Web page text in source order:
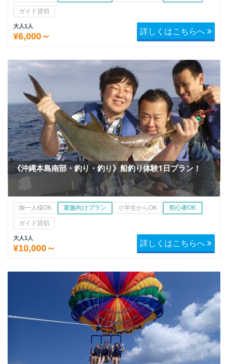
ガイド貸切
大人1人
¥6,000～ 詳しくはこちらへ
《沖縄本島南部・釣り・釣り》船釣り体験1日プラン！
御一人様OK 家族向けプラン 小学生からOK 初心者OK
ガイド貸切
大人1人
¥10,000～ 詳しくはこちらへ